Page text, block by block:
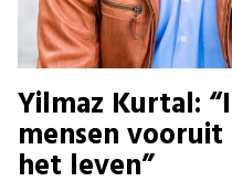
Yilmaz Kurtal:
mensen
het leven”